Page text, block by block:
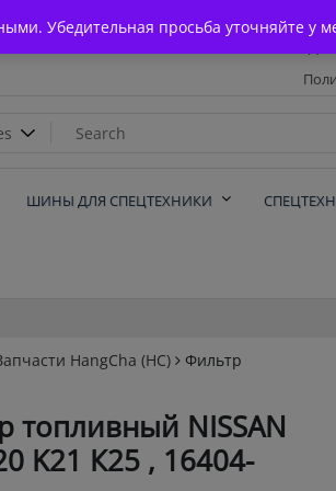
Убедительная просьба уточняйте у
ШИНЫ ДЛЯ СПЕЦТЕХНИКИ
HangCha (HC)
Фильтр
топливный NISSAN
K21 К25 , 16404-